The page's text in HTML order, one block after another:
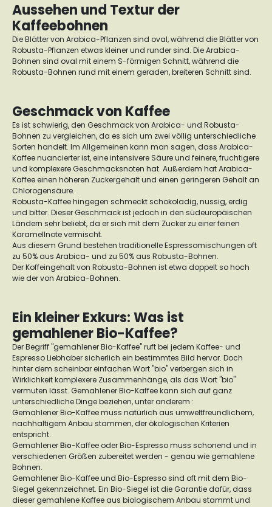
Aussehen und Textur der
Kaffeebohnen
Die Blätter von Arabica-Pflanzen sind oval, während die Blätter von
Robusta-Pflanzen etwas kleiner und runder sind. Die Arabica-
Bohnen sind oval mit einem S-förmigen Schnitt, während die
Robusta-Bohnen rund mit einem geraden, breiteren Schnitt sind.
Geschmack von Kaffee
Es ist schwierig, den Geschmack von Arabica- und Robusta-
Bohnen zu vergleichen, da es sich um zwei völlig unterschiedliche
Sorten handelt. Im Allgemeinen kann man sagen, dass Arabica-
Kaffee nuancierter ist, eine intensivere Säure und feinere, fruchtigere
und komplexere Geschmacksnoten hat. Außerdem hat Arabica-
Kaffee einen höheren Zuckergehalt und einen geringeren Gehalt an
Chlorogensäure.
Robusta-Kaffee hingegen schmeckt schokoladig, nussig, erdig
und bitter. Dieser Geschmack ist jedoch in den südeuropäischen
Ländern sehr beliebt, da er sich mit dem Zucker zu einer feinen
Karamellnote vermischt.
Aus diesem Grund bestehen traditionelle Espressomischungen oft
zu 50% aus Arabica- und zu 50% aus Robusta-Bohnen.
Der Koffeingehalt von Robusta-Bohnen ist etwa doppelt so hoch
wie der von Arabica-Bohnen.
Ein kleiner Exkurs: Was ist
gemahlener Bio-Kaffee?
Der Begriff "gemahlener Bio-Kaffee" ruft bei jedem Kaffee- und
Espresso Liebhaber sicherlich ein bestimmtes Bild hervor. Doch
hinter dem scheinbar einfachen Wort "bio" verbergen sich in
Wirklichkeit komplexere Zusammenhänge, als das Wort "bio"
vermuten lässt. Gemahlener Bio-Kaffee kann sich auf ganz
unterschiedliche Dinge beziehen, unter anderem :
Gemahlener Bio-Kaffee muss natürlich aus umweltfreundlichem,
nachhaltigem Anbau stammen, der ökologischen Kriterien
entspricht.
GemahlenerBio-Kaffee oder Bio-Espresso muss schonend und in
verschiedenen Größen zubereitet werden - genau wie gemahlene
Bohnen.
Gemahlener Bio-Kaffee und Bio-Espresso sind oft mit dem Bio-
Siegel gekennzeichnet. Ein Bio-Siegel ist die Garantie dafür, dass
dieser gemahlene Kaffee aus biologischem Anbau stammt und